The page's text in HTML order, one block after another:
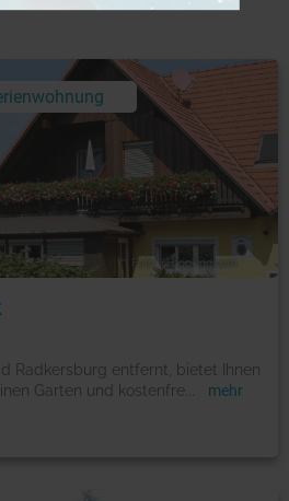
Foto: © booking.com
Radkersburg entfernt, bietet Ihnen
Garten und kostenfre
mehr